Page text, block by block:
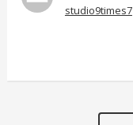
studio9times7